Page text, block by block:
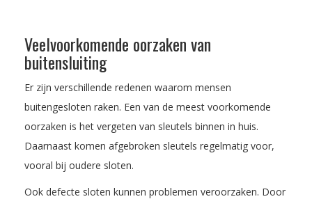
Veelvoorkomende oorzaken van
buitensluiting
Er zijn verschillende redenen waarom mensen
buitengesloten raken. Een van de meest voorkomende
oorzaken is het vergeten van sleutels binnen in huis.
Daarnaast komen afgebroken sleutels regelmatig voor,
vooral bij oudere sloten.
Ook defecte sloten kunnen problemen veroorzaken. Door